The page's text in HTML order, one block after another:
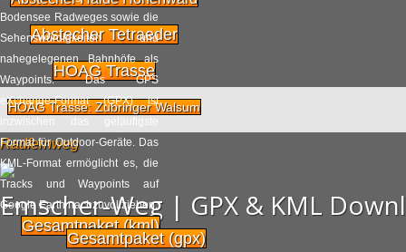
14.06
2014
Fahrradsternfahrt in
Hamburg: Demo der
Radler
vonRadpilot.de
03.06
2014
Keine Radwegpflicht
mehr auf Berlins
Kaiserdamm
vonRadpilot.de
Abstecher Tetraeder
HOAG Trasse
HOAG Trasse: Zubringer Walsum
Radfernweg
Emscher-Weg | GPX & KML
Bodensee Radweges sowie die
Sehenswürdigkeiten und
nahegelegenen Bahnhöfe als
Waypoints. Das GPS
eXchange-Format (GPX) ist
inzwischen das geläufigste
Format für Outdoor-Geräte. Das
KML-Format ermöglicht es, die
Tracks und Waypoints auf
Google Earth nachzuvollziehen.
Gesamtpaket (kml)
Gesamtpaket (gpx)